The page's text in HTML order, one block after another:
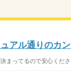
アル通りのカ
まってるので安心くだ